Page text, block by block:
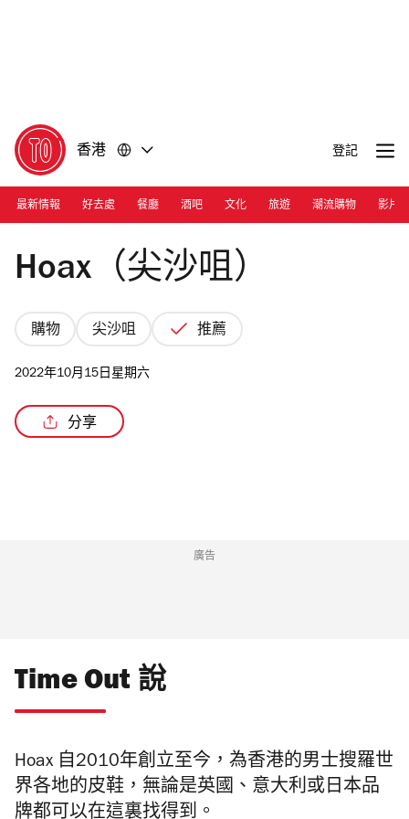
香港 登記
最新情報 好去處 餐廳 酒吧 文化 旅遊 潮流購物 影片
Photograph: Courtesy Hoax
Hoax（尖沙咀）
購物 尖沙咀 推薦
2022年10月15日星期六
分享
廣告
Time Out 說
Hoax 自2010年創立至今，為香港的男士搜羅世
界各地的皮鞋，無論是英國、意大利或日本品
牌都可以在這裏找得到。